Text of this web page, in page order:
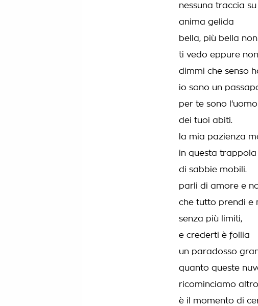
nessuna traccia su
anima gelida
bella, più bella
ti vedo eppure non
dimmi che senso
io sono un
per te sono
dei tuoi abiti.
la mia pazienza
in questa trappola
di sabbie mobili.
parli di amore e
che tutto prendi e
senza più limiti,
e crederti è follia
un paradosso
quanto queste
ricominciamo
è il momento di